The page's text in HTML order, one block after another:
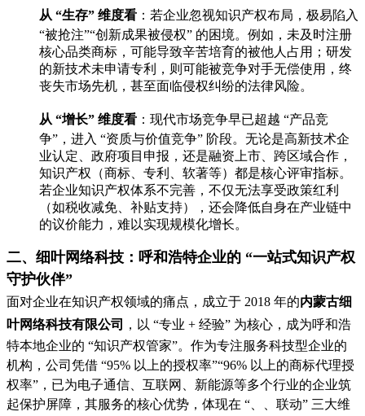
从 “生存” 维度看 ：若企业忽视知识产权布局，极易陷入
“被抢注”“创新成果被侵权” 的困境。例如，未及时注册
核心品类商标，可能导致辛苦培育的被他人占用；研发
的新技术未申请专利，则可能被竞争对手无偿使用，终
丧失市场先机，甚至面临侵权纠纷的法律风险。
从 “增长” 维度看 ：现代市场竞争早已超越 “产品竞
争”，进入 “资质与价值竞争” 阶段。无论是高新技术企
业认定、政府项目申报，还是融资上市、跨区域合作，
知识产权（商标、专利、软著等）都是核心评审指标。
若企业知识产权体系不完善，不仅无法享受政策红利
（如税收减免、补贴支持），还会降低自身在产业链中
的议价能力，难以实现规模化增长。
二、细叶网络科技：呼和浩特企业的 “一站式知识产权
守护伙伴”
面对企业在知识产权领域的痛点，成立于 2018 年的内蒙古细
叶网络科技有限公司
，以 “专业 + 经验” 为核心，成为呼和浩
特本地企业的 “知识产权管家”。作为专注服务科技型企业的
机构，公司凭借 “95% 以上的授权率”“96% 以上的商标代理授
权率”，已为电子通信、互联网、新能源等多个行业的企业筑
起保护屏障，其服务的核心优势，体现在 “、、联动” 三大维